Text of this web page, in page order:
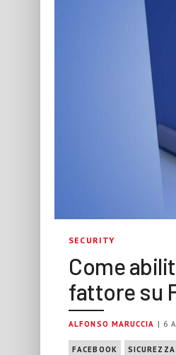
SECURITY
Come
fattore su
ALFONSO MARUCCIA | 6
FACEBOOK SICUREZZA